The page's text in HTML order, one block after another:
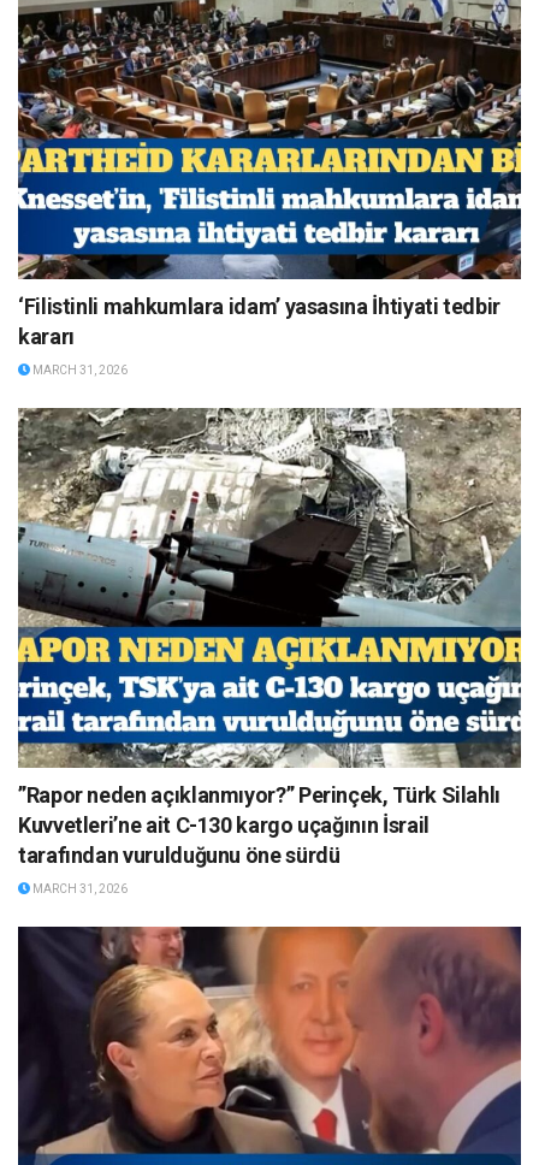
‘Filistinli mahkumlara idam’ yasasına İhtiyati tedbir
kararı
MARCH 31, 2026
”Rapor neden açıklanmıyor?” Perinçek, Türk Silahlı
Kuvvetleri’ne ait C-130 kargo uçağının İsrail
tarafından vurulduğunu öne sürdü
MARCH 31, 2026